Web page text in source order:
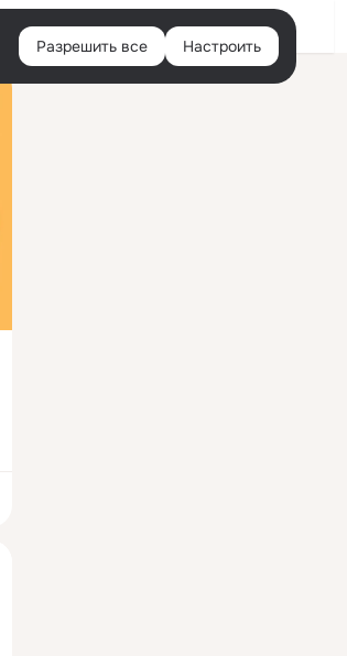
Войти
Разрешить все Настроить